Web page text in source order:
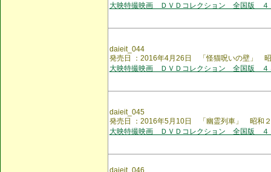
大映特撮映画 ＤＶＤコレクション 全国版 ４
daieit_044
発売日 ：2016年4月26日 「怪猫呪いの壁」
大映特撮映画 ＤＶＤコレクション 全国版 ４
daieit_045
発売日 ：2016年5月10日 「幽霊列車」 昭和
大映特撮映画 ＤＶＤコレクション 全国版 ４
daieit_046